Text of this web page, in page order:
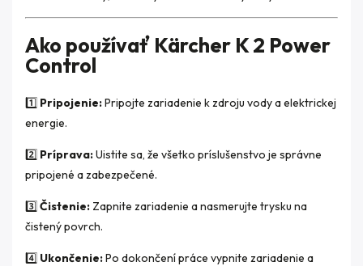
Ako používať Kärcher K 2 Power
Control
1️⃣ Pripojenie:Pripojte zariadenie k zdroju vody a elektrickej
energie.
2️⃣ Príprava:Uistite sa, že všetko príslušenstvo je správne
pripojené a zabezpečené.
3️⃣ Čistenie: Zapnite zariadenie a nasmerujte trysku na
čistený povrch.
4️⃣ Ukončenie:Po dokončení práce vypnite zariadenie a